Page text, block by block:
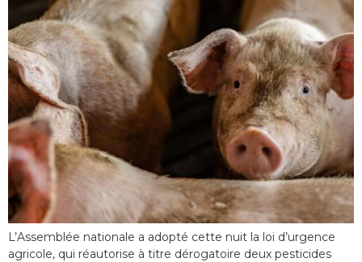
L’Assemblée nationale a adopté cette nuit la loi d’urgence
agricole, qui réautorise à titre dérogatoire deux pesticides